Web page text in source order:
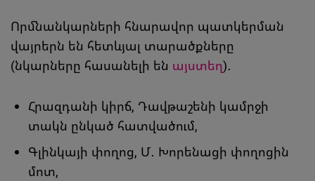
Որմնանկարների հնարավոր պատկերման
վայրերն են հետևյալ տարածքները
(նկարները հասանելի են այստեղ)․
Հրազդանի կիրճ, Դավթաշենի կամրջի
տակն ընկած հատվածում,
Գլինկայի փողոց, Մ․ Խորենացի փողոցին
մոտ,